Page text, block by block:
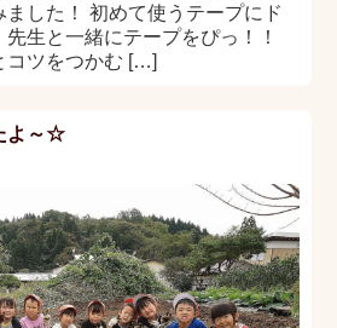
した！ 初めて使うテープにド
生と一緒にテープをぴっ！！
コツをつかむ […]
よ～☆